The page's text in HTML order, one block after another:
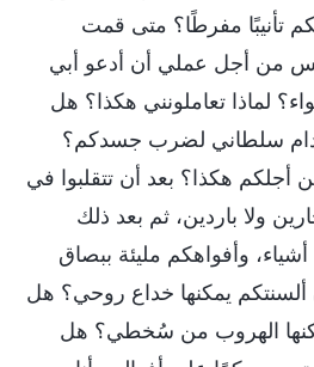
تأنيبًا مفرطًا؟ متى قمت
من أجل عملي أن أدعو أبي
لماذا تعاملونني هكذا؟ هل
سلطاني لضرب جسدكم؟
أجلكم هكذا؟ بعد أن تتقلبوا في
ولا باردين، ثم بعد ذلك
وأفواهكم مليئة ببصاق
ألسنتكم يمكنها خداع روحي؟ هل
الهروب من سُخطي؟ هل